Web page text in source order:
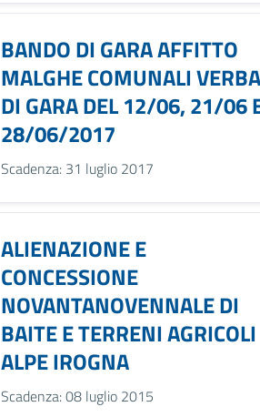
BANDO DI GARA AFFITTO
MALGHE COMUNALI
DI GARA DEL 12/06, 21/06
28/06/2017
Scadenza: 31 luglio 2017
ALIENAZIONE E
CONCESSIONE
NOVANTANOVENNALE DI
BAITE E TERRENI AGRICOLI
ALPE IROGNA
Scadenza: 08 luglio 2015